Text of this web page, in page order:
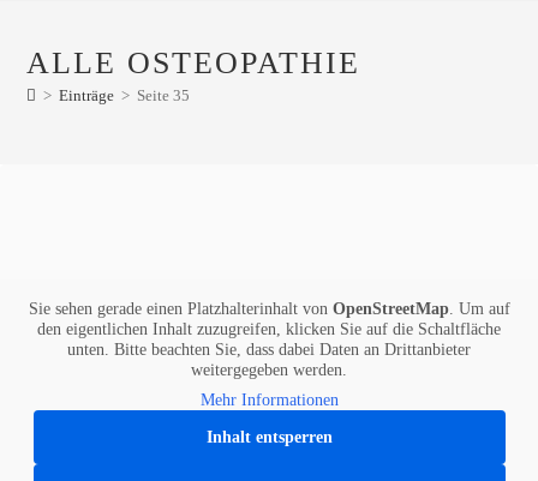
ALLE OSTEOPATHIE
> Einträge > Seite 35
Sie sehen gerade einen Platzhalterinhalt von OpenStreetMap. Um auf
den eigentlichen Inhalt zuzugreifen, klicken Sie auf die Schaltfläche
unten. Bitte beachten Sie, dass dabei Daten an Drittanbieter
weitergegeben werden.
Mehr Informationen
Inhalt entsperren